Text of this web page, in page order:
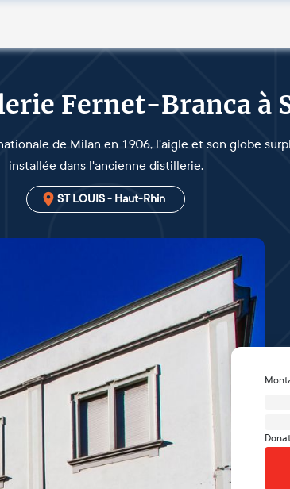
Fernet-Branca à
de Milan en 1906, l'aigle et son globe
installée dans l'ancienne distillerie.
ST LOUIS - Haut-Rhin